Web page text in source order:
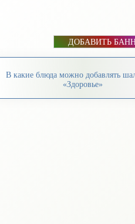
ДОБАВИТЬ
В какие блюда можно добавлять
«Здоровье»